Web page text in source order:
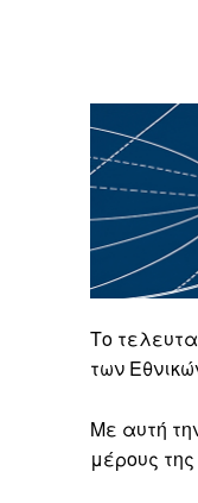
Το
των
Με αυτή
μέρους